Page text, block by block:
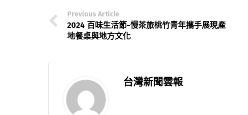
Previous Article
2024 百味生活節-慢茶旅桃竹青年攜手展現產
地餐桌與地方文化
台灣新聞雲報